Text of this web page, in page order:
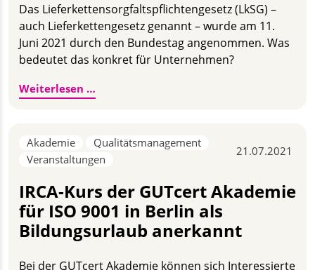
Das Lieferkettensorgfaltspflichtengesetz (LkSG) –
auch Lieferkettengesetz genannt – wurde am 11.
Juni 2021 durch den Bundestag angenommen. Was
bedeutet das konkret für Unternehmen?
Weiterlesen …
Akademie
Qualitätsmanagement
Veranstaltungen
21.07.2021
IRCA-Kurs der GUTcert Akademie
für ISO 9001 in Berlin als
Bildungsurlaub anerkannt
Bei der GUTcert Akademie können sich Interessierte